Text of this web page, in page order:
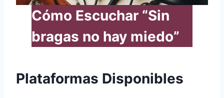
Cómo Escuchar “Sin
bragas no hay miedo”
Plataformas Disponibles